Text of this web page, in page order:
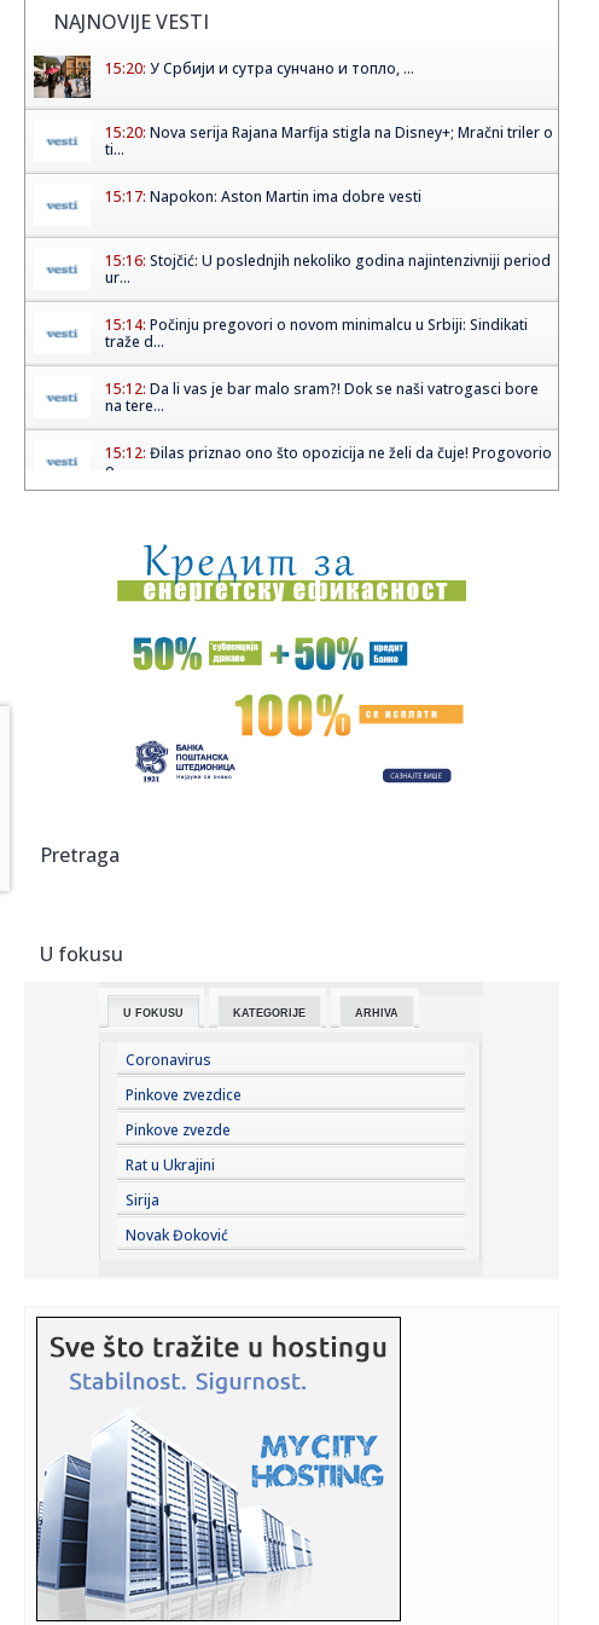
NAJNOVIJE VESTI
15:20: У Србији и сутра сунчано и топло, ...
15:20: Nova serija Rajana Marfija stigla na Disney+; Mračni triler o
ti...
15:17: Napokon: Aston Martin ima dobre vesti
15:16: Stojčić: U poslednjih nekoliko godina najintenzivniji period
ur...
15:14: Počinju pregovori o novom minimalcu u Srbiji: Sindikati
traže d...
15:12: Da li vas je bar malo sram?! Dok se naši vatrogasci bore
na tere...
15:12: Đilas priznao ono što opozicija ne želi da čuje! Progovorio
o...
15:09:Zelenski iz Beograda poručio da ne menjaju stav o tzv.
Kosovu; P...
15:05:Колико су безбедне брзе дијете?
Buick Electra L7 EV
15:05:PARTIZANU SE OTVARAJU VRATA ZA MILOŠEVIĆA?!
15:02:
15:02: Srbija zauzela 14. mesto na EP u Beogradu
15:02:Đokić sve dublje u politici! Rektor ponovo na blokaderskoj
bini...
15:00:'Izrael odbio Trampov plan za Gazu u 15 tačaka':
Netanjahu
14:59:Rusija upozorava: Opasni snovi o uvlačenju tzv. Kosova u
NATO
14:50: Nema predaha za Orbana u Guči: Sa čuvenim majstorom
trube nazdr...
14:50:
14:50:Milivojević najavljuje da će kada pobede u Beogradu
slaviti uz ...
14:50:Iran se priprema za nove izazove: Pezeškijan se sastao sa
Hamnei...
14:48:FONSEKA PECNUO NOVAKA ZBOG GODINA: Brazilac se
Pretraga
U fokusu
U FOKUSU KATEGORIJE ARHIVA
Coronavirus
Pinkove zvezdice
Pinkove zvezde
Rat u Ukrajini
Sirija
Novak Đoković